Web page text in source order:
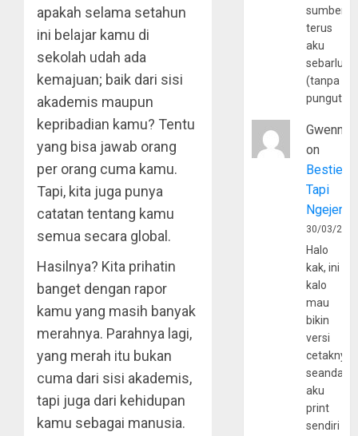
apakah selama setahun
ini belajar kamu di
sekolah udah ada
kemajuan; baik dari sisi
akademis maupun
kepribadian kamu? Tentu
yang bisa jawab orang
per orang cuma kamu.
Tapi, kita juga punya
catatan tentang kamu
semua secara global.
Hasilnya? Kita prihatin
banget dengan rapor
kamu yang masih banyak
merahnya. Parahnya lagi,
yang merah itu bukan
cuma dari sisi akademis,
tapi juga dari kehidupan
kamu sebagai manusia.
sumber
terus
aku
(tanpa
Gwenny
on
Bestie
Tapi
30/03/
Halo
kak, ini
kalo
mau
bikin
versi
cetaknya
aku
print
sendiri